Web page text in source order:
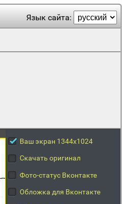
Язык сайта:
Ваш экран 1344x1024
Скачать оригинал
Фото-статус Вконтакте
Обложка для Вконтакте